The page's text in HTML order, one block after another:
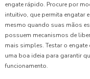
engate rápido. Procure por
intuitivo, que permita engatar
mesmo quando suas mãos
possuem mecanismos de
mais simples. Testar o
uma boa ideia para garantir
funcionamento.